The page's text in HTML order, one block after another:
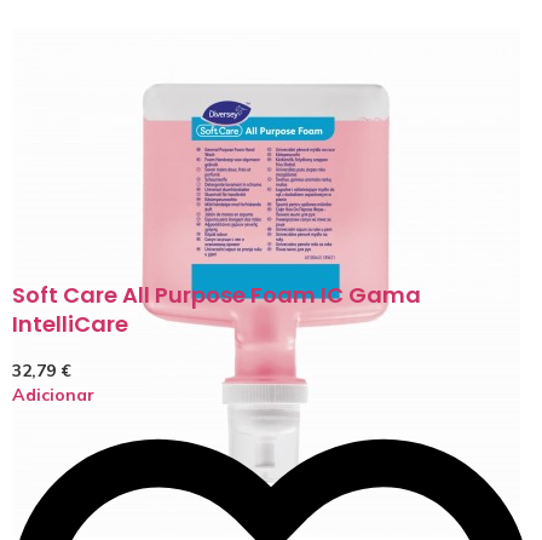
Soft Care All Purpose Foam IC Gama
IntelliCare
32,79 €
Adicionar